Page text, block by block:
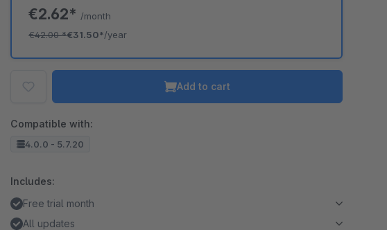
€2.62* /month
€42.00*€31.50*/year
Add to cart
Compatible with:
4.0.0 - 5.7.20
Includes:
Free trial month
All updates